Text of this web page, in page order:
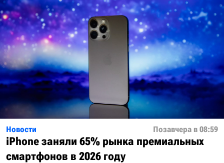
Новости Позавчера в 08:59
iPhone заняли 65% рынка премиальных
смартфонов в 2026 году